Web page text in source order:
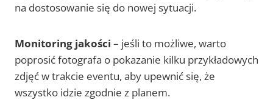
na dostosowanie się do nowej sytuacji.
Monitoring jakości – jeśli to możliwe, warto
poprosić fotografa o pokazanie kilku przykładowych
zdjęć w trakcie eventu, aby upewnić się, że
wszystko idzie zgodnie z planem.